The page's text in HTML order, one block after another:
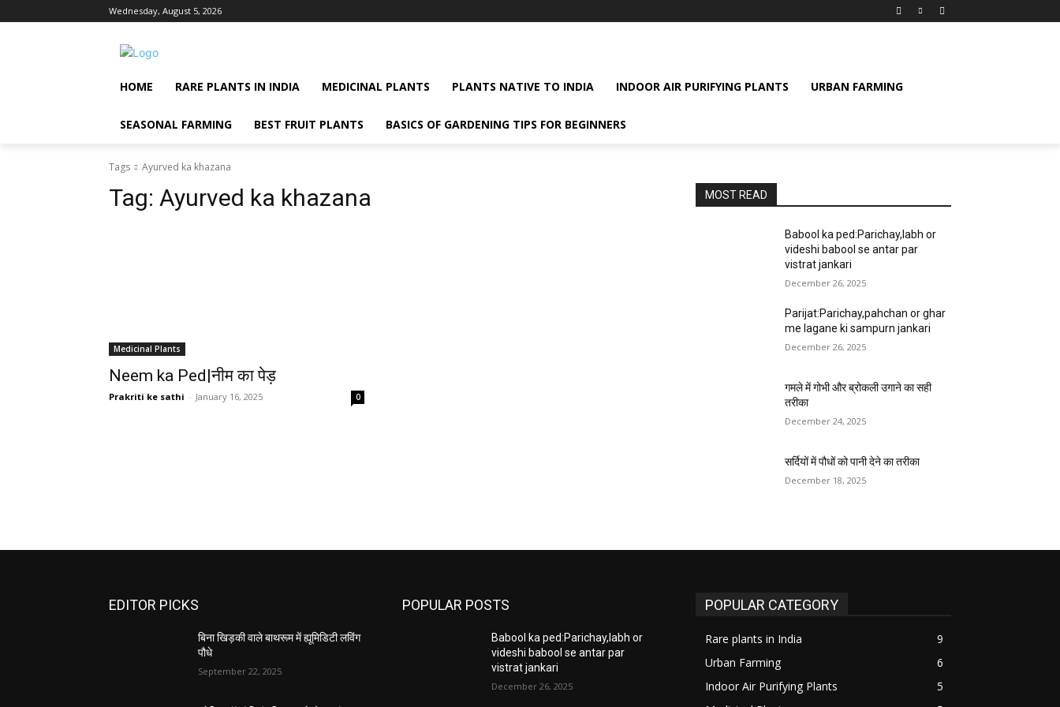
Wednesday, August 5, 2026
HOME RARE PLANTS IN INDIA MEDICINAL PLANTS PLANTS NATIVE TO INDIA INDOOR AIR PURIFYING PLANTS URBAN FARMING
SEASONAL FARMING BEST FRUIT PLANTS BASICS OF GARDENING TIPS FOR BEGINNERS
Tags Ayurved ka khazana
Tag: Ayurved ka khazana
Medicinal Plants
Neem ka Ped|नीम का पेड़
Prakriti ke sathi - January 16, 2025 0
MOST READ
Babool ka ped:Parichay,labh or
videshi babool se antar par
vistrat jankari
December 26, 2025
Parijat:Parichay,pahchan or ghar
me lagane ki sampurn jankari
December 26, 2025
गमले में गोभी और ब्रोकली उगाने का सही
तरीका
December 24, 2025
सर्दियों में पौधों को पानी देने का तरीका
December 18, 2025
EDITOR PICKS
बिना खिड़की वाले बाथरूम में ह्यूमिडिटी लविंग
पौधे
September 22, 2025
POPULAR POSTS
Babool ka ped:Parichay,labh or
videshi babool se antar par
vistrat jankari
December 26, 2025
POPULAR CATEGORY
Rare plants in India
9
Urban Farming
6
Indoor Air Purifying Plants
5